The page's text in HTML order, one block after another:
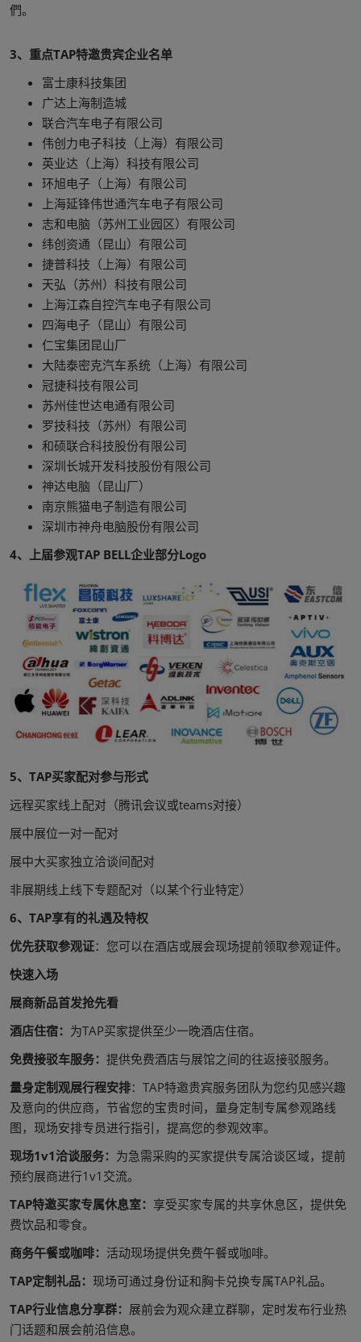
們。
3、重点TAP特邀贵宾企业名单
富士康科技集团
广达上海制造城
联合汽车电子有限公司
伟创力电子科技（上海）有限公司
英业达（上海）科技有限公司
环旭电子（上海）有限公司
上海延锋伟世通汽车电子有限公司
志和电脑（苏州工业园区）有限公司
纬创资通（昆山）有限公司
捷普科技（上海）有限公司
天弘（苏州）科技有限公司
上海江森自控汽车电子有限公司
四海电子（昆山）有限公司
仁宝集团昆山厂
大陆泰密克汽车系统（上海）有限公司
冠捷科技有限公司
苏州佳世达电通有限公司
罗技科技（苏州）有限公司
和硕联合科技股份有限公司
深圳长城开发科技股份有限公司
神达电脑（昆山厂）
南京熊猫电子制造有限公司
深圳市神舟电脑股份有限公司
4、上届参观TAP BELL企业部分Logo
5、TAP买家配对参与形式
远程买家线上配对（腾讯会议或teams对接）
展中展位一对一配对
展中大买家独立洽谈间配对
非展期线上线下专题配对（以某个行业特定）
6、TAP享有的礼遇及特权
优先获取参观证：您可以在酒店或展会现场提前领取参观证件。
快速入场
展商新品首发抢先看
酒店住宿： 为TAP买家提供至少一晚酒店住宿。
免费接驳车服务： 提供免费酒店与展馆之间的往返接驳服务。
量身定制观展行程安排：TAP特邀贵宾服务团队为您约见感兴趣
及意向的供应商，节省您的宝贵时间，量身定制专属参观路线
图，现场安排专员进行指引，提高您的参观效率。
现场1v1洽谈服务： 为急需采购的买家提供专属洽谈区域，提前
预约展商进行1v1交流。
TAP特邀买家专属休息室： 享受买家专属的共享休息区，提供免
费饮品和零食。
商务午餐或咖啡： 活动现场提供免费午餐或咖啡。
TAP定制礼品： 现场可通过身份证和胸卡兑换专属TAP礼品。
TAP行业信息分享群： 展前会为观众建立群聊，定时发布行业热
门话题和展会前沿信息。